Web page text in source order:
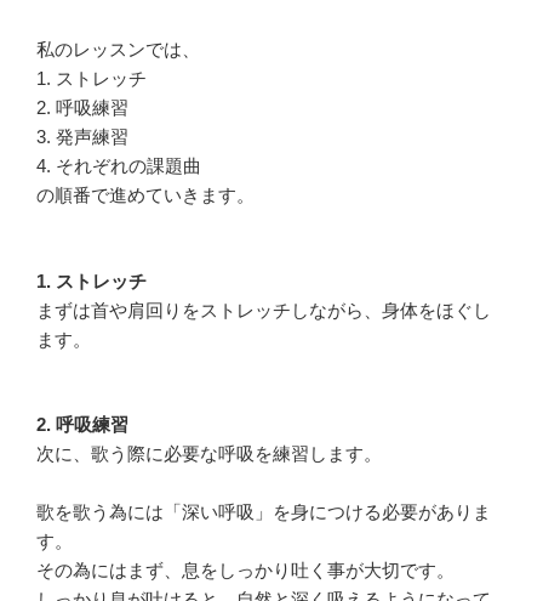
私のレッスンでは、
1. ストレッチ
2. 呼吸練習
3. 発声練習
4. それぞれの課題曲
の順番で進めていきます。
1. ストレッチ
まずは首や肩回りをストレッチしながら、身体をほぐし
ます。
2. 呼吸練習
次に、歌う際に必要な呼吸を練習します。
歌を歌う為には「深い呼吸」を身につける必要がありま
す。
その為にはまず、息をしっかり吐く事が大切です。